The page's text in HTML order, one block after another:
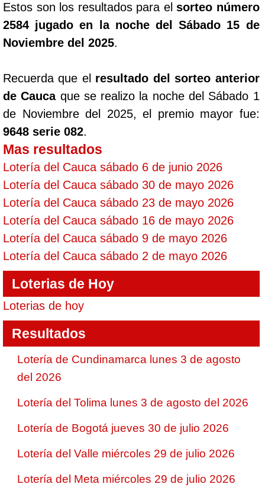
Estos son los resultados para elsorteo número
2584 jugado en la noche del Sábado 15 de
Noviembre del 2025.
Recuerda que el resultado del sorteo anterior
de Caucaque se realizo la noche del Sábado 1
de Noviembre del 2025, el premio mayor fue:
9648 serie 082.
Mas resultados
Lotería del Cauca sábado 6 de junio 2026
Lotería del Cauca sábado 30 de mayo 2026
Lotería del Cauca sábado 23 de mayo 2026
Lotería del Cauca sábado 16 de mayo 2026
Lotería del Cauca sábado 9 de mayo 2026
Lotería del Cauca sábado 2 de mayo 2026
Loterias de Hoy
Loterias de hoy
Resultados
Lotería de Cundinamarca lunes 3 de agosto
del 2026
Lotería del Tolima lunes 3 de agosto del 2026
Lotería de Bogotá jueves 30 de julio 2026
Lotería del Valle miércoles 29 de julio 2026
Lotería del Meta miércoles 29 de julio 2026